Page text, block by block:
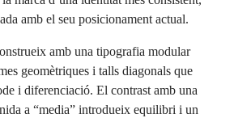
amb el seu posicionament actual.
amb una tipografia modular
geomètriques i talls diagonals que
i diferenciació. El contrast amb una
a “media” introdueix equilibri i un